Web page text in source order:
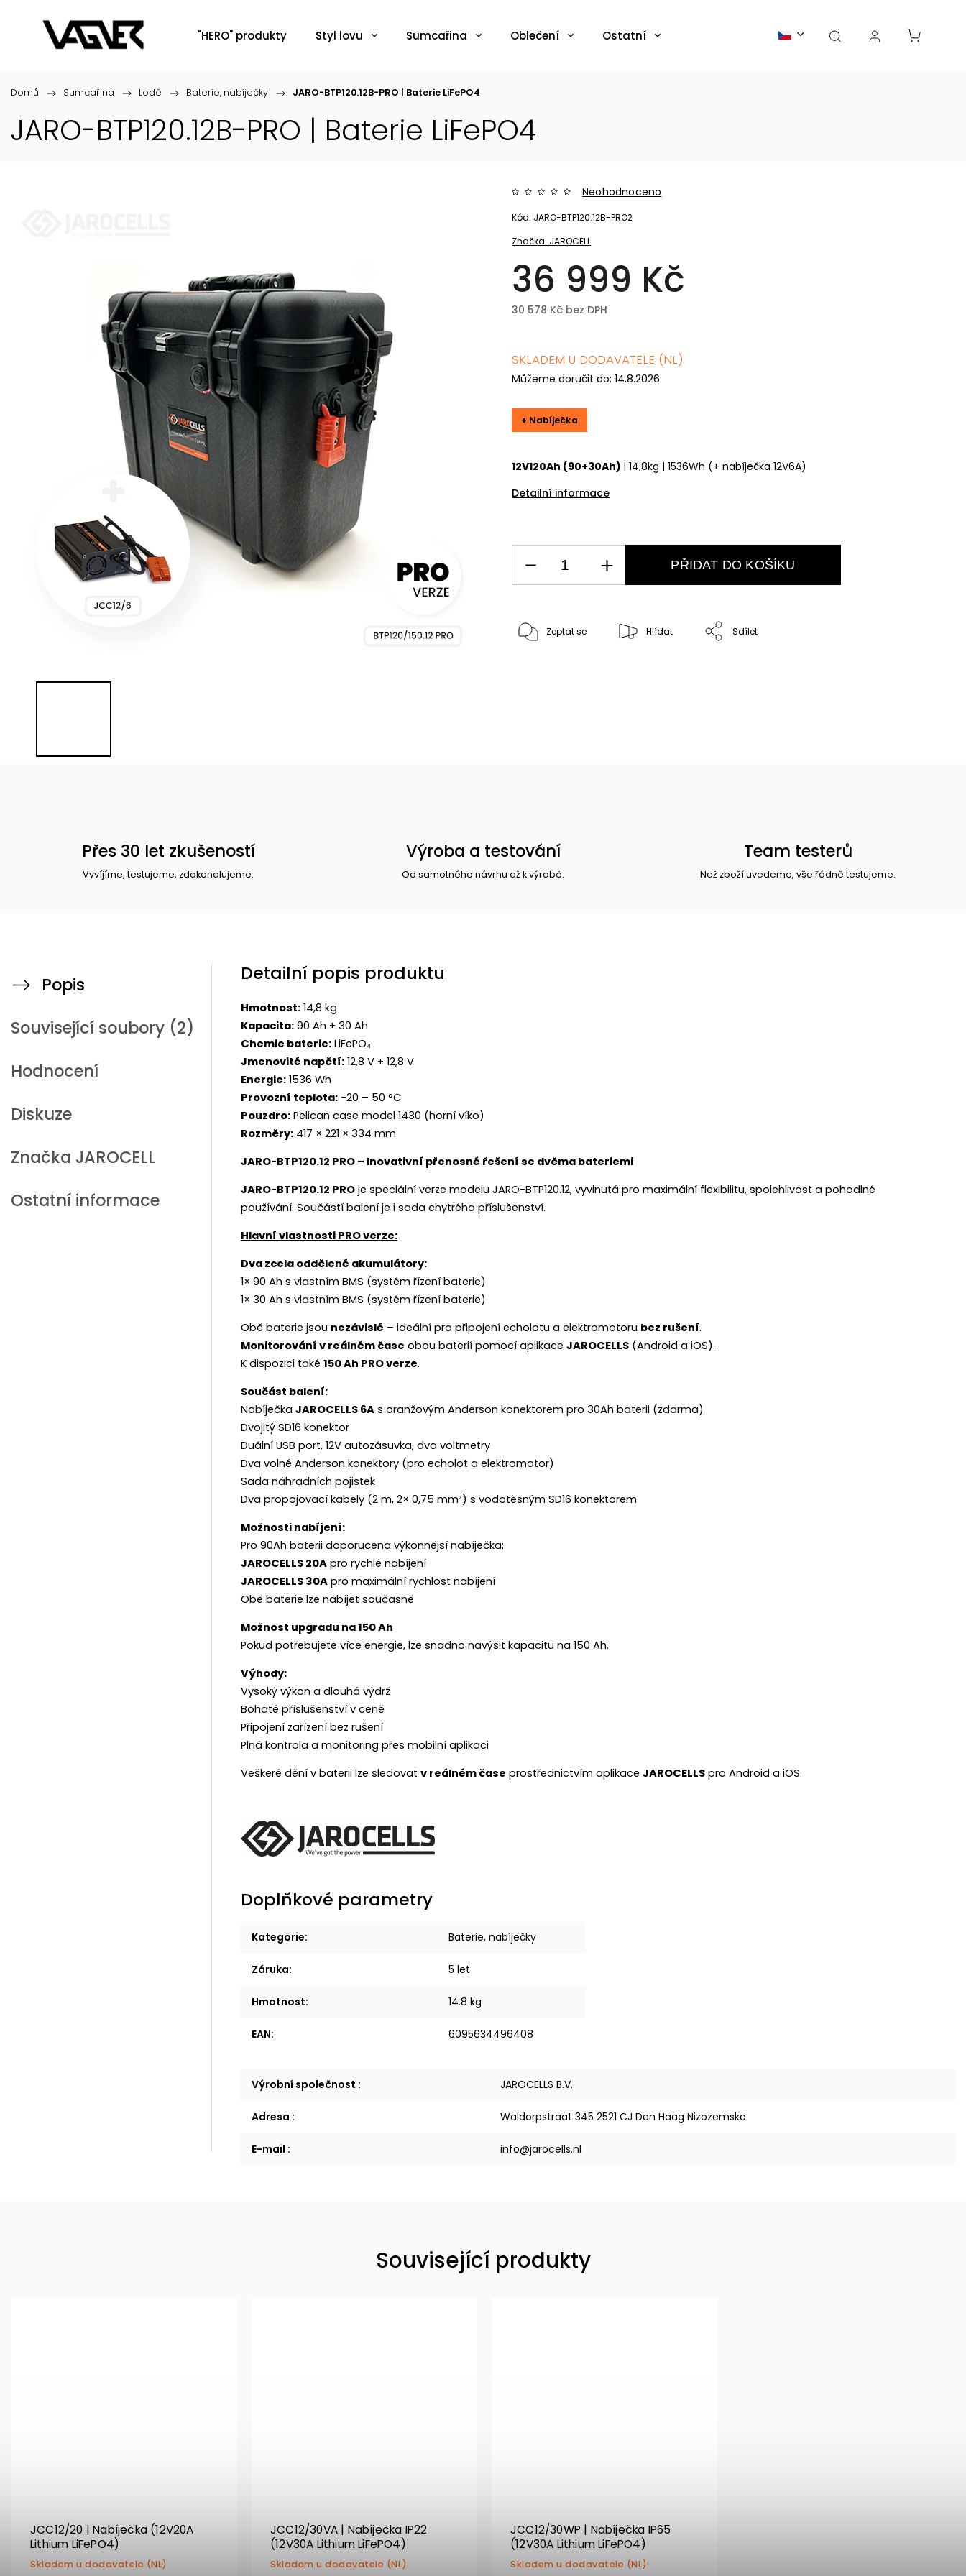
"HERO" produkty Styl lovu Sumcařina Oblečení Ostatní
Domů / Sumcařina / Lodě / Baterie, nabíječky / JARO-BTP120.12B-PRO | Baterie LiFePO4
JARO-BTP120.12B-PRO | Baterie LiFePO4
Značka: JAROCELL
Neohodnoceno
36 999 Kč
30 578 Kč bez DPH
Kód: JARO-BTP120.12B-PRO2
+ Nabíječka
12V120Ah (90+30Ah) | 14,8kg | 1536Wh (+ nabíječka 12V6A)
Detailní informace
SKLADEM U DODAVATELE (NL)
Můžeme doručit do: 14.8.2026
PŘIDAT DO KOŠÍKU
Zeptat se Hlídat Sdílet
Přes 30 let zkušeností
Vyvíjíme, testujeme, zdokonalujeme.
Výroba a testování
Od samotného návrhu až k výrobě.
Team testerů
Než zboží uvedeme, vše řádně testujeme.
Popis
Související soubory (2)
Hodnocení
Diskuze
Značka JAROCELL
Ostatní informace
Detailní popis produktu
Hmotnost: 14,8 kg
Kapacita: 90 Ah + 30 Ah
Chemie baterie: LiFePO₄
Jmenovité napětí: 12,8 V + 12,8 V
Energie: 1536 Wh
Provozní teplota: −20 – 50 °C
Pouzdro: Pelican case model 1430 (horní víko)
Rozměry: 417 × 221 × 334 mm
JARO-BTP120.12 PRO – Inovativní přenosné řešení se dvěma bateriemi
JARO-BTP120.12 PRO je speciální verze modelu JARO-BTP120.12, vyvinutá pro maximální flexibilitu, spolehlivost a pohodlné
používání. Součástí balení je i sada chytrého příslušenství.
Hlavní vlastnosti PRO verze:
Dva zcela oddělené akumulátory:
1× 90 Ah s vlastním BMS (systém řízení baterie)
1× 30 Ah s vlastním BMS (systém řízení baterie)
Obě baterie jsou nezávislé – ideální pro připojení echolotu a elektromotoru bez rušení.
Monitorování v reálném čase obou baterií pomocí aplikace JAROCELLS (Android a iOS).
K dispozici také 150 Ah PRO verze.
Součást balení:
Nabíječka JAROCELLS 6A s oranžovým Anderson konektorem pro 30Ah baterii (zdarma)
Dvojitý SD16 konektor
Duální USB port, 12V autozásuvka, dva voltmetry
Dva volné Anderson konektory (pro echolot a elektromotor)
Sada náhradních pojistek
Dva propojovací kabely (2 m, 2× 0,75 mm²) s vodotěsným SD16 konektorem
Možnosti nabíjení:
Pro 90Ah baterii doporučena výkonnější nabíječka:
JAROCELLS 20A pro rychlé nabíjení
JAROCELLS 30A pro maximální rychlost nabíjení
Obě baterie lze nabíjet současně
Možnost upgradu na 150 Ah
Pokud potřebujete více energie, lze snadno navýšit kapacitu na 150 Ah.
Výhody:
Vysoký výkon a dlouhá výdrž
Bohaté příslušenství v ceně
Připojení zařízení bez rušení
Plná kontrola a monitoring přes mobilní aplikaci
Veškeré dění v baterii lze sledovat v reálném čase prostřednictvím aplikace JAROCELLS pro Android a iOS.
Doplňkové parametry
Kategorie: Baterie, nabíječky
Záruka: 5 let
Hmotnost: 14.8 kg
EAN: 6095634496408
Výrobní společnost : JAROCELLS B.V.
Adresa : Waldorpstraat 345 2521 CJ Den Haag Nizozemsko
E-mail : info@jarocells.nl
Související produkty
JCC12/20 | Nabíječka (12V20A
Lithium LiFePO4)
Skladem u dodavatele (NL)
JCC12/30VA | Nabíječka IP22
(12V30A Lithium LiFePO4)
Skladem u dodavatele (NL)
JCC12/30WP | Nabíječka IP65
(12V30A Lithium LiFePO4)
Skladem u dodavatele (NL)